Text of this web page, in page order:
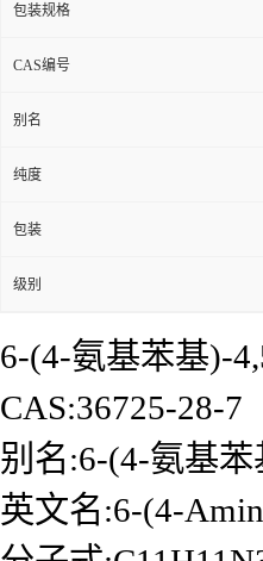
包装规格
CAS编号
别名
纯度
包装
级别
6-(4-氨基苯基)-
CAS:36725-28-7
别名:6-(4-氨基
英文名:6-(4-